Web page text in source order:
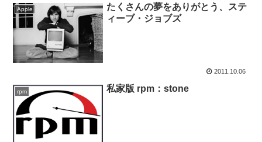
Apple
たくさんの夢をありがとう、ステ
ィーブ・ジョブズ
2011.10.06
rpm 私家版 rpm：stone